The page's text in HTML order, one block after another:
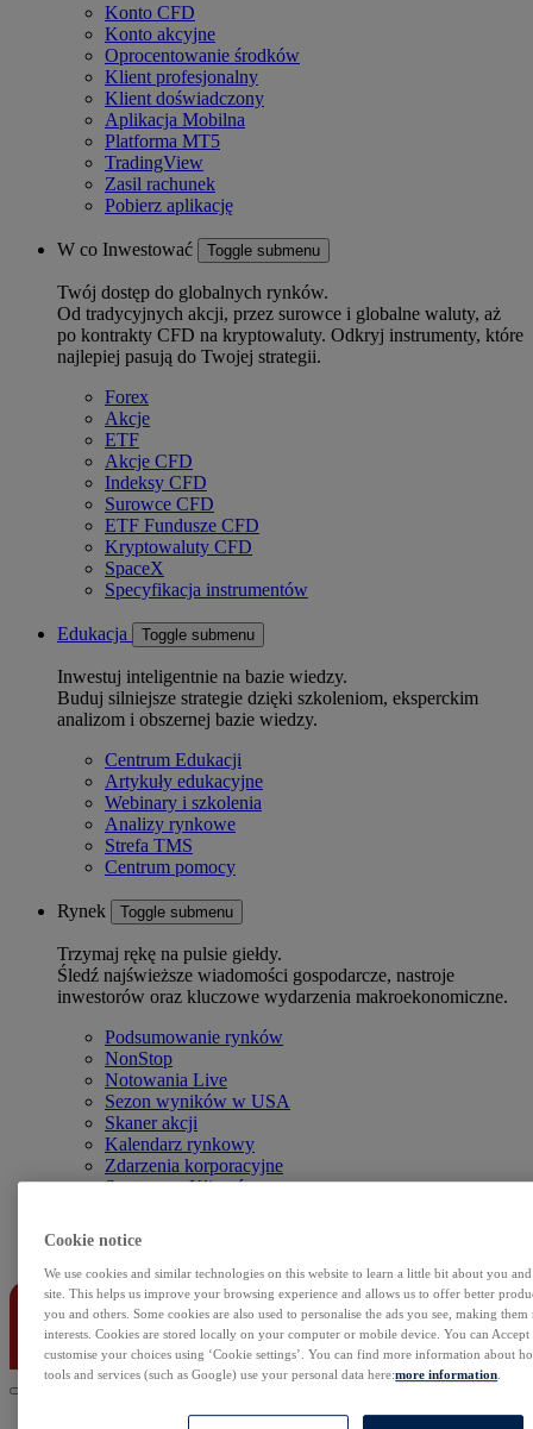
Konto CFD
Konto akcyjne
Oprocentowanie środków
Klient profesjonalny
Klient doświadczony
Aplikacja Mobilna
Platforma MT5
TradingView
Zasil rachunek
Pobierz aplikację
W co Inwestować Toggle submenu
Twój dostęp do globalnych rynków.
Od tradycyjnych akcji, przez surowce i globalne waluty, aż
po kontrakty CFD na kryptowaluty. Odkryj instrumenty, które
najlepiej pasują do Twojej strategii.
Forex
Akcje
ETF
Akcje CFD
Indeksy CFD
Surowce CFD
ETF Fundusze CFD
Kryptowaluty CFD
SpaceX
Specyfikacja instrumentów
Edukacja Toggle submenu
Inwestuj inteligentnie na bazie wiedzy.
Buduj silniejsze strategie dzięki szkoleniom, eksperckim
analizom i obszernej bazie wiedzy.
Centrum Edukacji
Artykuły edukacyjne
Webinary i szkolenia
Analizy rynkowe
Strefa TMS
Centrum pomocy
Rynek Toggle submenu
Trzymaj rękę na pulsie giełdy.
Śledź najświeższe wiadomości gospodarcze, nastroje
inwestorów oraz kluczowe wydarzenia makroekonomiczne.
Podsumowanie rynków
NonStop
Notowania Live
Sezon wyników w USA
Skaner akcji
Kalendarz rynkowy
Zdarzenia korporacyjne
Sentyment Klientów
Kontakt
Cookie notice
We use cookies and similar technologies on this website to learn a little bit about you
site. This helps us improve your browsing experience and allows us to offer better
you and others. Some cookies are also used to personalise the ads you see, making
interests. Cookies are stored locally on your computer or mobile device. You can
customise your choices using ‘Cookie settings’. You can find more information about
tools and services (such as Google) use your personal data here:more information